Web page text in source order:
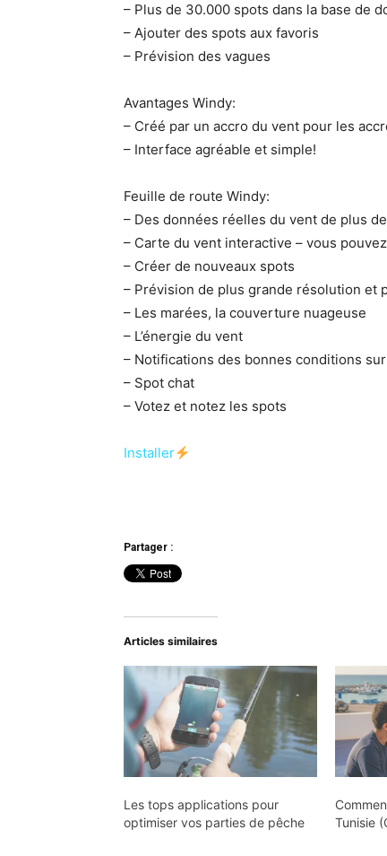
– Plus de 30.000 spots dans la base de
– Ajouter des spots aux favoris
– Prévision des vagues
Avantages Windy:
– Créé par un accro du vent pour les
– Interface agréable et simple!
Feuille de route Windy:
– Des données réelles du vent de plus
– Carte du vent interactive – vous
– Créer de nouveaux spots
– Prévision de plus grande résolution et
– Les marées, la couverture nuageuse
– L’énergie du vent
– Notifications des bonnes conditions
– Spot chat
– Votez et notez les spots
Installer
Partager :
Articles similaires
Les tops applications pour
optimiser vos parties de pêche
Tunisie